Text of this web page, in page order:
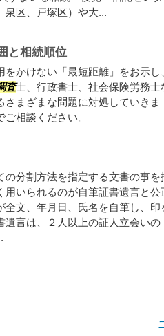
泉区、戸塚区）や大...
と相続順位
かけない「最短距離」をお示し
査士、行政書士、社会保険労務士
まざまな問題に対処していきま
相談ください。
の分割方法を指定する文書の事を
用いられるのが自筆証書遺言と公
文、年月日、氏名を自筆し、印
言は、２人以上の証人立会いの